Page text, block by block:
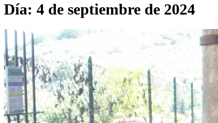
Día: 4 de septiembre de 2024